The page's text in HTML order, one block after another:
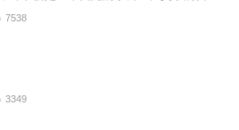
7538
3349